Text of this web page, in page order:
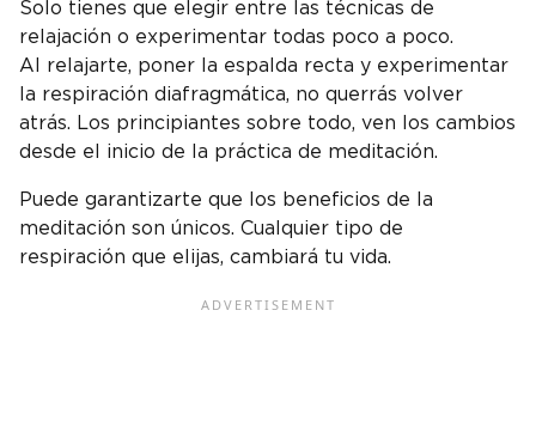
Solo tienes que elegir entre las técnicas de
relajación o experimentar todas poco a poco.
Al relajarte, poner la espalda recta y experimentar
la respiración diafragmática, no querrás volver
atrás. Los principiantes sobre todo, ven los cambios
desde el inicio de la práctica de meditación.
Puede garantizarte que los beneficios de la
meditación son únicos. Cualquier tipo de
respiración que elijas, cambiará tu vida.